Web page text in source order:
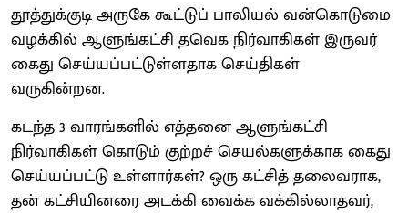
தூத்துக்குடி அருகே கூட்டுப் பாலியல் வன்கொடுமை
வழக்கில் ஆளுங்கட்சி தவெக நிர்வாகிகள் இருவர்
கைது செய்யப்பட்டுள்ளதாக செய்திகள்
வருகின்றன.
கடந்த 3 வாரங்களில் எத்தனை ஆளுங்கட்சி
நிர்வாகிகள் கொடும் குற்றச் செயல்களுக்காக கைது
செய்யப்பட்டு உள்ளார்கள்? ஒரு கட்சித் தலைவராக,
தன் கட்சியினரை அடக்கி வைக்க வக்கில்லாதவர்,